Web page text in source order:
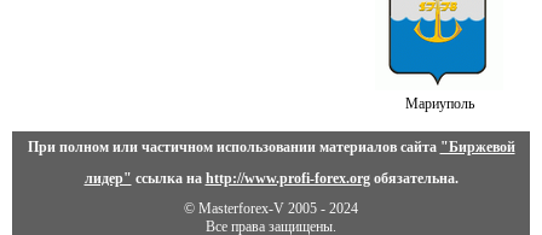
Мариуполь
При полном или частичном использовании материалов сайта "Биржевой
лидер" ссылка на http://www.profi-forex.orgобязательна.
© Masterforex-V 2005 - 2024
Все права защищены.